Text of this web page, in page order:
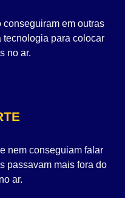
conseguiram em outras
tecnologia para colocar
no ar.
nem conseguiam falar
passavam mais fora do
ar.